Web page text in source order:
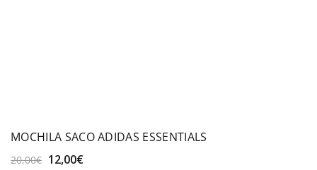
MOCHILA SACO ADIDAS ESSENTIALS
20,00€ El
12,00€El